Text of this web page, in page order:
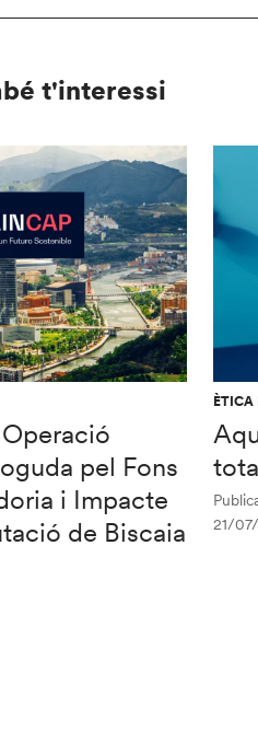
t'interessi
pel Fons
i Impacte
de Biscaia
ÈTICA
21/